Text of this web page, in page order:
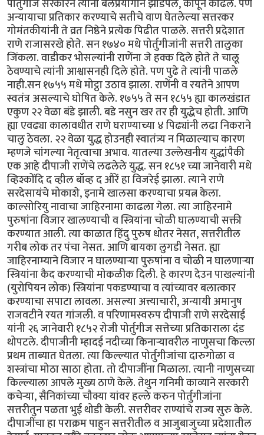
पोर्तुगीज सरकारने त्यांना बलप्रयोगाने झोडपले, कापून काढले. पण
अन्यायाचा प्रतिकार करण्याचे सतीचे वाण घेतलेल्या सत्तरकर
गोमंतकीयांनी ते व्रत निष्ठेने प्रत्येक पिढीत पाळले. सत्तरी प्रदेशात
राणे राजासरखे होते. सन १७४० मधे पोर्तुगीजांनी सत्तरी तालुका
जिंकला. वाडीकर भोसल्यांनी राणेंना जे हक्क दिले होते ते चालू
ठेवण्याचे त्यांनी आश्वासनही दिले होते. पण पुढे ते त्यांनी पाळले
नाही.सन १७५५ मधे मोट्ठा उठाव झाला. राणेंनी व रयतेने आपण
स्वतंत्र असल्याचे घोषित केले. १७५५ ते सन १८५५ ह्या कालखंडात
एकुण २२ वेळा बंडे झाली. बडे नसुन खर तर ही युद्धेच होती. आणि
ह्या एवढ्या कालावधीत राणे घराण्याच्या ४ पिढ्यांनी लढा निकराने
चालु ठेवला. २२ वेळा युद्ध होउनही स्वातंत्र्य न मिळाल्याच कारण
म्हणजे चांगल्या नेतृत्वाचा अभाव. यातल्या उल्लेखनीय युद्धांपैकी
एक आहे दीपाजी राणेंचे लढलेले युद्ध. सन १८५१ च्या जानेवारी मधे
व्हिश्कोंदि द व्हील बॉव्ह द औरें हा विजरेई झाला. त्याने राणे
सरदेसायंचे मोकाशे, इनामे खालसा करण्याचा प्रयत्न केला.
काल्सोरियु नावाचा जाहिरनामा काढला गेला. त्या जाहिरनामे
पुरुषांना विजार खालण्याची व स्त्रियांना चोळी घालण्याची सक्ती
करण्यात आली. त्या काळात हिंदु पुरुष धोतर नेसत, सत्तरीतील
गरीब लोक तर पंचा नेसत. आणि बायका लुगडी नेसत. ह्या
जाहिरनाम्याने विजार न घालण्यार्‍या पुरुषांना व चोळी न घालणार्‍या
स्त्रियांना कैद करण्याची मोकळीक दिली. हे कारण देउन पाखल्यांनी
(युरोपियन लोक) स्त्रियांना पकडण्याचा व त्यांच्यावर बलात्कार
करण्याचा सपाटा लावला. असल्या अत्त्याचारी, अन्यायी अमानुष
राजवटीने रयत गांजली. व परिणामस्वरुप दीपाजी राणे सरदेसाई
यांनी २६ जानेवारी १८५२ रोजी पोर्तुगीज सत्तेच्या प्रतिकाराला दंड
थोपटले. दीपाजीनी म्हादई नदीच्या किनार्‍यावरील नाणुसचा किल्ला
प्रथम ताब्यात घेतला. त्या किल्ल्यात पोर्तुगीजांचा दारुगोळा व
शस्त्रांचा मोठा साठा होता. तो दीपाजींना मिळाला. त्यानी नाणुसच्या
किल्ल्याला आपले मुख्य ठाणे केले. तेथुन गनिमी काव्याने सरकारी
कचेर्‍या, सैनिकांच्या चौक्या यांवर हल्ले करुन पोर्तुगीजांना
सत्तरीतुन पळता भुई थोडी केली. सत्तरीवर राण्यांचे राज्य सुरु केले.
दीपाजींचा हा पराक्रम पाहुन सत्तरीतील व आजुबाजुच्या प्रदेशातील